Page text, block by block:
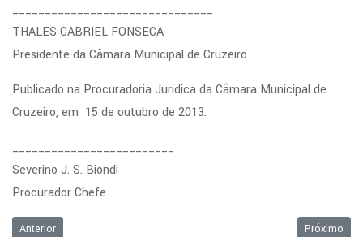
_______________________________
THALES GABRIEL FONSECA
Presidente da Câmara Municipal de Cruzeiro
Publicado na Procuradoria Jurídica da Câmara Municipal de
Cruzeiro, em 15 de outubro de 2013.
_________________________
Severino J. S. Biondi
Procurador Chefe
Artigo anterior: ATO N° 07/2013
Anterior Próximo
Próximo